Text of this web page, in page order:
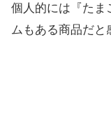
個人的には『たま
ムもある商品だと